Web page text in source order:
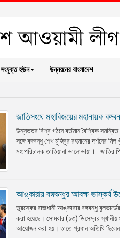
সংযুক্ত হউন উন্নয়নের বাংলাদেশ
জাতিসংঘে মহাবিজয়ের মহানায়ক
উন্নততর বিশ্ব গঠনে বর্তমান বৈশ্বিক
সঙ্গে বঙ্গবন্ধু শেখ মুজিবুর রহমানের দর্শনের
মহাপরিচালক তাতিয়ানা ভালোভায়া। জাতির
আঙ্কারায় বঙ্গবন্ধুর আবক্ষ ভাস্কর্য
তুরস্কের রাজধানী আঙ্কারার বঙ্গবন্ধু
করা হয়েছে। সোমবার (১৩) ডিসেম্বর
আয়োজন করা হয়। তাতে প্রধান অতিথি ছিলেন